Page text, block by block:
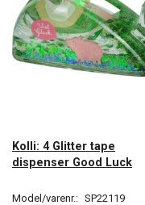
Kolli: 4 Glitter tape
dispenser Good Luck
Model/varenr.: SP22119